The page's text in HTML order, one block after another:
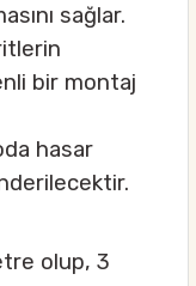
sağlar.
bir montaj
hasar
olup, 3